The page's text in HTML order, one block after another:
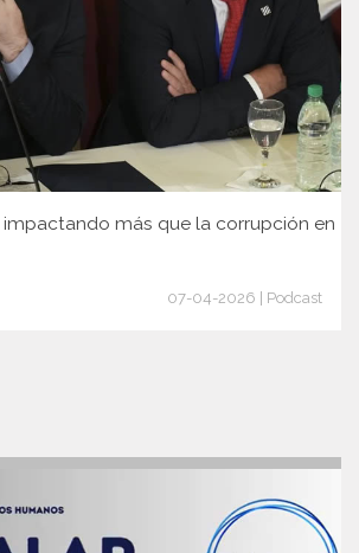
más que la corrupción en
07-04-2026 | Podcast